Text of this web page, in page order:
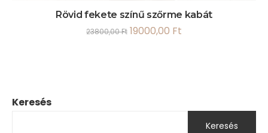
Keresés
Keresés
Rövid fekete színű szőrme kabát
23800,00Ft 19000,00 Ft